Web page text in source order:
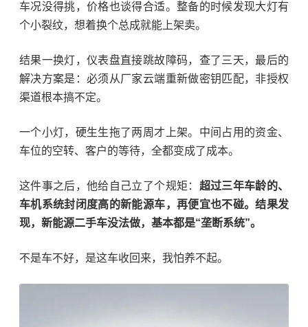
车况没得挑，价格也谈得合适。整备的时候发现大灯有
个小裂纹，想着换个总成就能上架卖。
结果一换灯，仪表盘直接跳故障码，查了三天，最后的
解决方案是：必须从厂家云端重新做密钥匹配，非授权
渠道根本搞不定。
一个小灯，硬生生拖了两周才上架。中间占用的资金、
车位的空转、客户的等待，全都变成了成本。
这件事之后，他给自己立了个规矩： 超过三年车龄的、
车机系统封闭度高的新能源车，再便宜也不碰。结果发
现，新能源二手车没法做，基本都是“垄断系统”。
不是车不好，是这车收回来，我怕养不起。